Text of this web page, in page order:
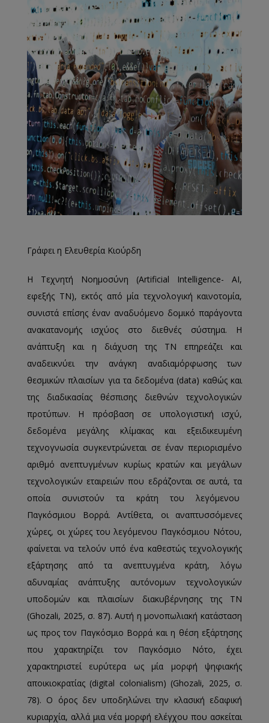
Γράφει η Ελευθερία Κιούρδη
Η Τεχνητή Νοημοσύνη (Artificial Intelligence- AI,
εφεξής TN), εκτός από μία τεχνολογική καινοτομία,
συνιστά επίσης έναν αναδυόμενο δομικό παράγοντα
ανακατανομής ισχύος στο διεθνές σύστημα. Η
ανάπτυξη και η διάχυση της ΤΝ επηρεάζει και
αναδεικνύει την ανάγκη αναδιαμόρφωσης των
θεσμικών πλαισίων για τα δεδομένα (data) καθώς και
της διαδικασίας θέσπισης διεθνών τεχνολογικών
προτύπων. Η πρόσβαση σε υπολογιστική ισχύ,
δεδομένα μεγάλης κλίμακας και εξειδικευμένη
τεχνογνωσία συγκεντρώνεται σε έναν περιορισμένο
αριθμό ανεπτυγμένων κυρίως κρατών και μεγάλων
τεχνολογικών εταιρειών που εδράζονται σε αυτά, τα
οποία συνιστούν τα κράτη του λεγόμενου
Παγκόσμιου Βορρά. Αντίθετα, οι αναπτυσσόμενες
χώρες, οι χώρες του λεγόμενου Παγκόσμιου Νότου,
φαίνεται να τελούν υπό ένα καθεστώς τεχνολογικής
εξάρτησης από τα ανεπτυγμένα κράτη, λόγω
αδυναμίας ανάπτυξης αυτόνομων τεχνολογικών
υποδομών και πλαισίων διακυβέρνησης της ΤΝ
(Ghozali, 2025, σ. 87). Αυτή η μονοπωλιακή κατάσταση
ως προς τον Παγκόσμιο Βορρά και η θέση εξάρτησης
που χαρακτηρίζει τον Παγκόσμιο Νότο, έχει
χαρακτηριστεί ευρύτερα ως μία μορφή ψηφιακής
αποικιοκρατίας (digital colonialism) (Ghozali, 2025, σ.
78). Ο όρος δεν υποδηλώνει την κλασική εδαφική
κυριαρχία, αλλά μια νέα μορφή ελέγχου που ασκείται